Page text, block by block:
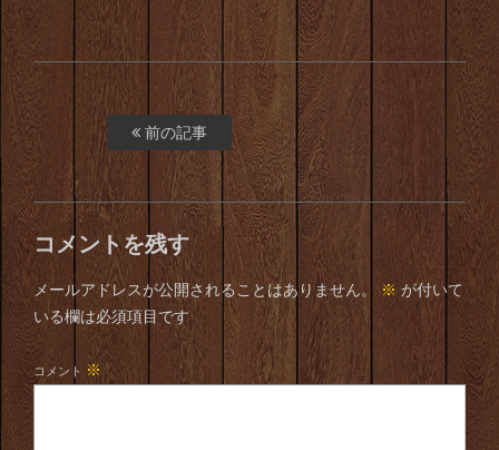
前の記事
コメントを残す
メールアドレスが公開されることはありません。 ※ が付いて
いる欄は必須項目です
コメント ※